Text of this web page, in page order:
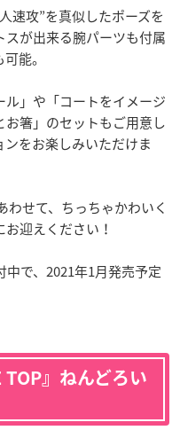
速攻”を真似したポーズを
が出来る腕パーツも付属
能。
」や「コートをイメージ
箸」のセットもご用意し
をお楽しみいただけま
わせて、ちっちゃかわいく
迎えください！
で、2021年1月発売予定
TOP』ねんどろい